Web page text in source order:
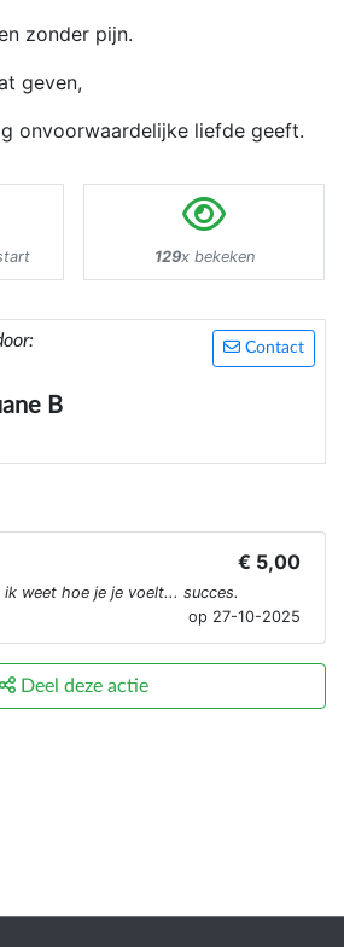
zonder pijn.
geven,
onvoorwaardelijke liefde geeft.
129x bekeken
Contact
B
€ 5,00
weet hoe je je voelt... succes.
op 27-10-2025
Deel deze actie